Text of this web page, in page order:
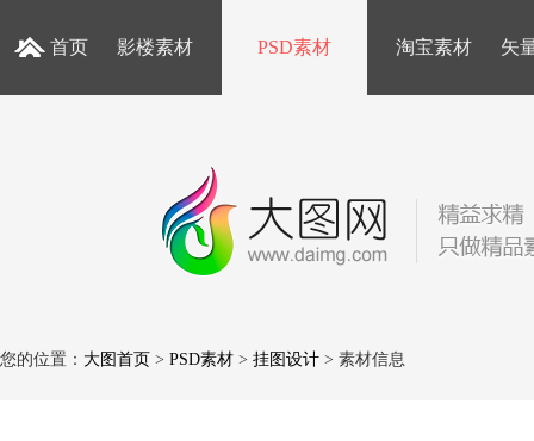
首页 影楼素材 PSD素材 淘宝素材 矢
您的位置： 大图首页 > PSD素材 > 挂图设计 > 素材信息